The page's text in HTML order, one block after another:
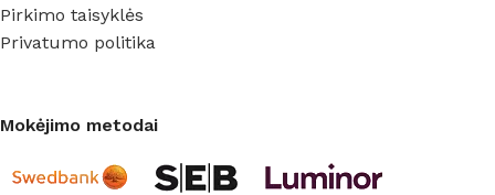
Pirkimo taisyklės
Privatumo politika
Mokėjimo metodai